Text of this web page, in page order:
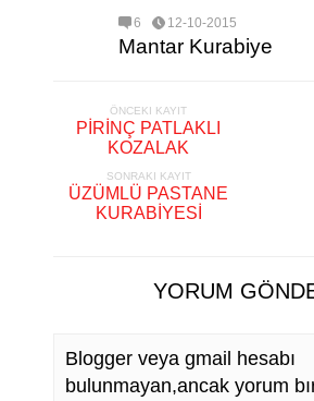
6 12-10-2015
Mantar Kurabiye
ÖNCEKI KAYIT
PİRİNÇ PATLAKLI
KOZALAK
SONRAKI KAYIT
ÜZÜMLÜ PASTANE
KURABİYESİ
YORUM
Blogger veya gmail hesabı
bulunmayan,ancak yorum